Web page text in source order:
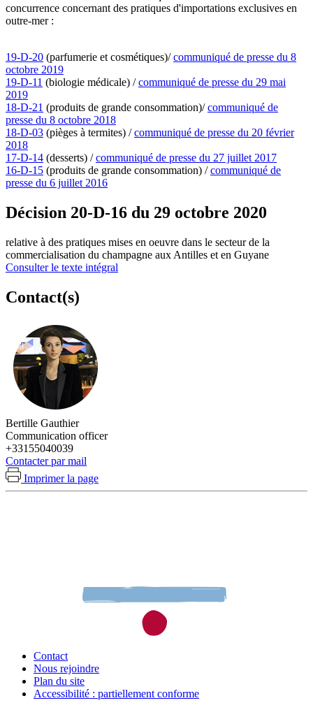
concurrence concernant des pratiques d'importations exclusives en
outre-mer :
19-D-20 (parfumerie et cosmétiques)/communiqué de presse du 8
octobre 2019
19-D-11 (biologie médicale) /communiqué de presse du 29 mai
2019
18-D-21 (produits de grande consommation)/communiqué de
presse du 8 octobre 2018
18-D-03 (pièges à termites) /communiqué de presse du 20 février
2018
17-D-14 (desserts) /communiqué de presse du 27 juillet 2017
16-D-15 (produits de grande consommation) /communiqué de
presse du 6 juillet 2016
Décision 20-D-16 du 29 octobre 2020
relative à des pratiques mises en oeuvre dans le secteur de la
commercialisation du champagne aux Antilles et en Guyane
Consulter le texte intégral
Contact(s)
Bertille Gauthier
Communication officer
+33155040039
Contacter par mail
Imprimer la page
Contact
Nous rejoindre
Plan du site
Accessibilité : partiellement conforme